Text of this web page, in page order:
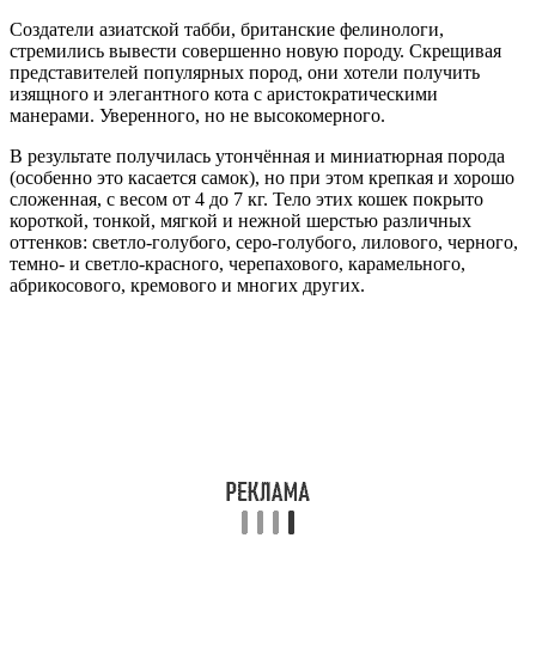
Создатели азиатской табби, британские фелинологи,
стремились вывести совершенно новую породу. Скрещивая
представителей популярных пород, они хотели получить
изящного и элегантного кота с аристократическими
манерами. Уверенного, но не высокомерного.
В результате получилась утончённая и миниатюрная порода
(особенно это касается самок), но при этом крепкая и хорошо
сложенная, с весом от 4 до 7 кг. Тело этих кошек покрыто
короткой, тонкой, мягкой и нежной шерстью различных
оттенков: светло-голубого, серо-голубого, лилового, черного,
темно- и светло-красного, черепахового, карамельного,
абрикосового, кремового и многих других.